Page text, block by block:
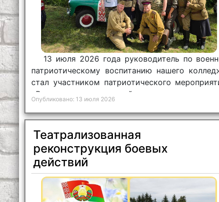
13 июля 2026 года руководитель по
патриотическому воспитанию нашего
стал участником патриотического
«В поисках исторической правды».
Опубликовано: 13 июля 2026
Театрализованная
реконструкция боевых
действий